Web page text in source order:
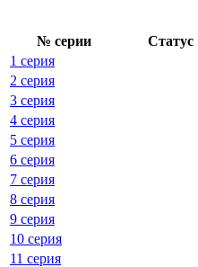
№ се­рии Ста­тус
1 серия
2 серия
3 серия
4 серия
5 серия
6 серия
7 серия
8 серия
9 серия
10 серия
11 серия